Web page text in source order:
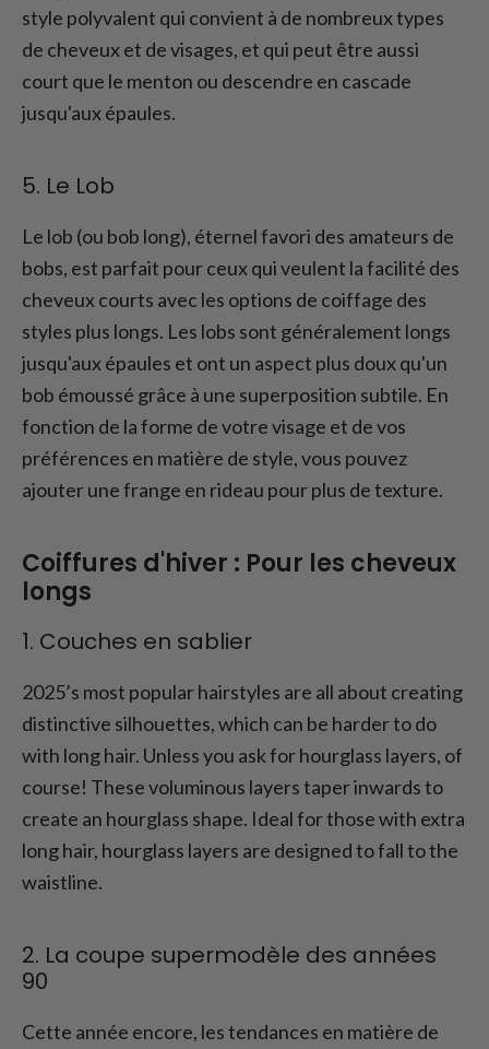
style polyvalent qui convient à de nombreux types
de cheveux et de visages, et qui peut être aussi
court que le menton ou descendre en cascade
jusqu'aux épaules.
5. Le Lob
Le lob (ou bob long), éternel favori des amateurs de
bobs, est parfait pour ceux qui veulent la facilité des
cheveux courts avec les options de coiffage des
styles plus longs. Les lobs sont généralement longs
jusqu'aux épaules et ont un aspect plus doux qu'un
bob émoussé grâce à une superposition subtile. En
fonction de la forme de votre visage et de vos
préférences en matière de style, vous pouvez
ajouter une frange en rideau pour plus de texture.
Coiffures d'hiver : Pour les cheveux
longs
1. Couches en sablier
2025’s most popular hairstyles are all about creating
distinctive silhouettes, which can be harder to do
with long hair. Unless you ask for hourglass layers, of
course! These voluminous layers taper inwards to
create an hourglass shape. Ideal for those with extra
long hair, hourglass layers are designed to fall to the
waistline.
2. La coupe supermodèle des années
90
Cette année encore, les tendances en matière de